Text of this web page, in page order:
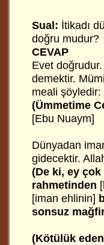
Sual: İtikadı
doğru mudur?
CEVAP
Evet
demektir.
meali şöyledir:
(Ümmetime
[Ebu Nuaym]
Dünyadan
gidecektir.
(De ki, ey çok
rahmetinden
[iman ehlinin]
sonsuz
(Kötülük